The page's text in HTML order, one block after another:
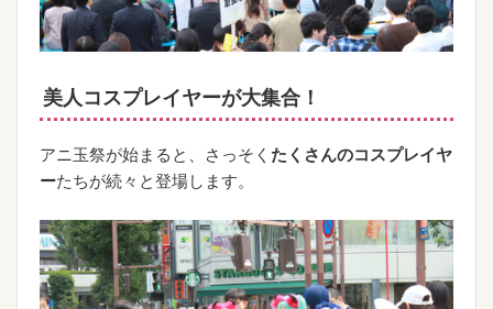
美人コスプレイヤーが大集合！
アニ玉祭が始まると、さっそく たくさんのコスプレイヤ
ーたちが続々と登場します。